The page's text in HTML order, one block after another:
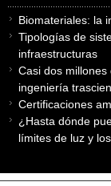
Biomateriales: la
Tipologías de
infraestructuras
Casi dos
ingeniería
Certificaciones
¿Hasta dónde
límites de luz y